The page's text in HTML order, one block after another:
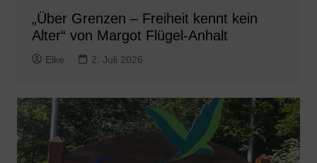
„Über Grenzen – Freiheit kennt kein
Alter“ von Margot Flügel-Anhalt
Elke 2. Juli 2026